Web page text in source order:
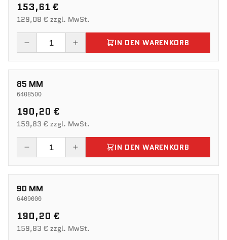
153,61 €
129,08 € zzgl. MwSt.
IN DEN WARENKORB
85 MM
6408500
190,20 €
159,83 € zzgl. MwSt.
IN DEN WARENKORB
90 MM
6409000
190,20 €
159,83 € zzgl. MwSt.